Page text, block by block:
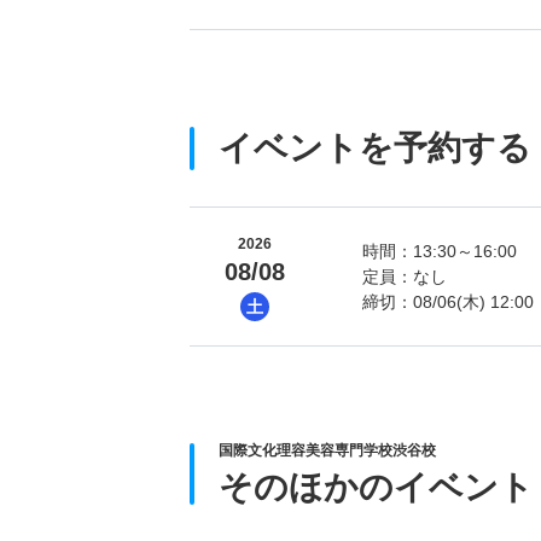
イベントを予約する
2026
08/08
土
時間：13:30～16:00
定員：なし
締切：08/06(木) 12:00
国際文化理容美容専門学校渋谷校
そのほかのイベント